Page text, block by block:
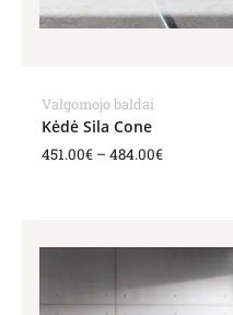
Valgomojo baldai
Kėdė Sila Cone
451.00€ –484.00€
range:
418.00€
through
451.00€